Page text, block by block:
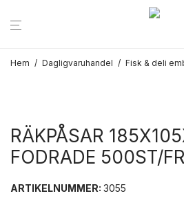
Hem / Dagligvaruhandel / Fisk & deli
RÄKPÅSAR
FODRADE 500ST/
ARTIKELNUMMER: 3055